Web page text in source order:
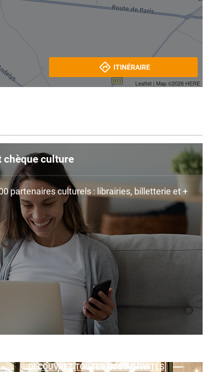
Leaflet | Map ©2026 HERE
ITINÉRAIRE
chèque culture
partenaires culturels : librairies, billetterie et +
DÉCOUVREZ TOUTES NOS ACTIVITÉS